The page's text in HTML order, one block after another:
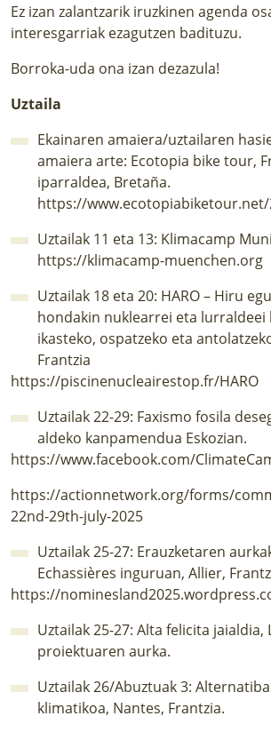
Ez izan zalantzarik iruzkinen agenda
interesgarriak ezagutzen badituzu.
Borroka-uda ona izan dezazula!
Uztaila
Ekainaren amaiera/uztailaren
amaiera arte: Ecotopia bike tour,
iparraldea, Bretaña.
https://www.ecotopiabiketour.net/
Uztailak 11 eta 13: Klimacamp
https://klimacamp-muenchen.org
Uztailak 18 eta 20: HARO – Hiru
hondakin nuklearrei eta lurraldeei
ikasteko, ospatzeko eta
Frantzia
https://piscinenucleairestop.fr/HARO
Uztailak 22-29: Faxismo fosila
aldeko kanpamendua Eskozian.
https://www.facebook.com/
https://actionnetwork.org/forms/
22nd-29th-july-2025
Uztailak 25-27: Erauzketaren
Echassières inguruan, Allier,
https://
Uztailak 25-27: Alta felicita jaialdia,
proiektuaren aurka.
Uztailak 26/Abuztuak 3:
klimatikoa, Nantes, Frantzia.